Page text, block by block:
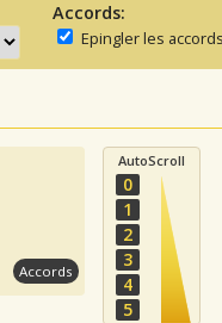
Accords:
Epingler les
Accords
AutoScroll
0
1
2
3
4
5